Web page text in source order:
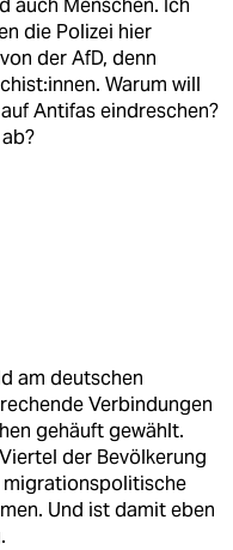
auch Menschen. Ich
die Polizei hier
der AfD, denn
Warum will
Antifas eindreschen?
am deutschen
Verbindungen
gehäuft gewählt.
der Bevölkerung
migrationspolitische
Und ist damit eben